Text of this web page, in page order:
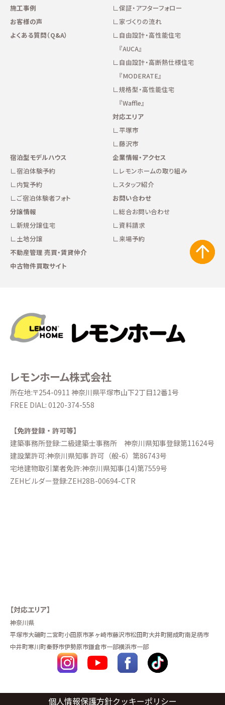
施工事例
お客様の声
よくある質問（Q&A）
保証・アフターフォロー
家づくりの流れ
自由設計・高性能住宅
『AUCA』
自由設計・高断熱仕様住宅
『MODERATE』
規格型・高性能住宅
『Waffle』
対応エリア
平塚市
藤沢市
宿泊型モデルハウス
宿泊体験予約
内覧予約
ご宿泊体験者フォト
分譲情報
新規分譲住宅
土地分譲
不動産管理 売買・賃貸仲介
中古物件買取サイト
企業情報・アクセス
レモンホームの取り組み
スタッフ紹介
お問い合わせ
総合お問い合わせ
資料請求
来場予約
レモンホーム株式会社
所在地:〒254-0911 神奈川県平塚市山下2丁目12番1号
FREE DIAL: 0120-374-558
【免許登録・許可等】
建築事務所登録:二級建築士事務所 神奈川県知事登録第11624号
建設業許可:神奈川県知事 許可（般-6）第86743号
宅地建物取引業者免許:神奈川県知事(14)第7559号
ZEHビルダー登録:ZEH28B-00694-CTR
【対応エリア】
神奈川県
平塚市大磯町二宮町小田原市茅ヶ崎市藤沢市松田町大井町開成町南足柄市
中井町寒川町秦野市伊勢原市鎌倉市一部横浜市一部
個人情報保護方針クッキーポリシー